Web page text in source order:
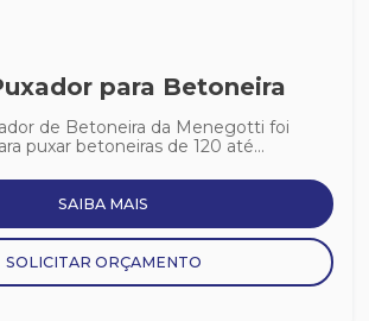
para Betoneira
de Betoneira da Menegotti foi
puxar betoneiras de 120 até...
SAIBA MAIS
SOLICITAR ORÇAMENTO